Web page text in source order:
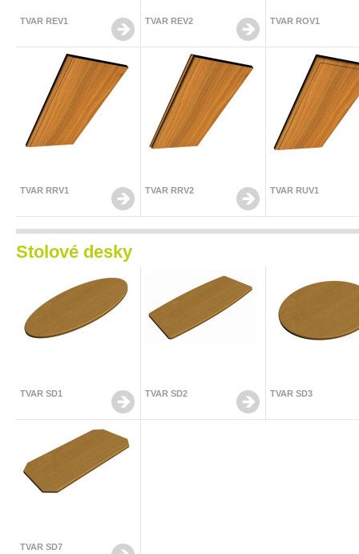
TVAR REV1 TVAR REV2 TVAR ROV1
TVAR RRV1 TVAR RRV2 TVAR RUV1
Stolové desky
TVAR SD1 TVAR SD2 TVAR SD3
TVAR SD7